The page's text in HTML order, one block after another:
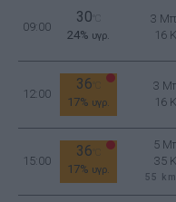
09:00
30
24% υγρ.
3
16
12:00
36
17% υγρ.
3
16
15:00
36
17% υγρ.
5
35
55